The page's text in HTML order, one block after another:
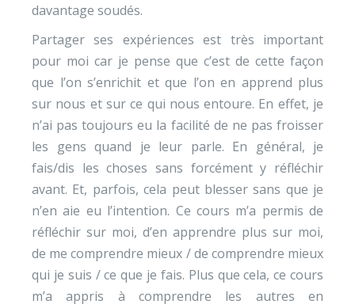
davantage soudés.
Partager ses expériences est très important
pour moi car je pense que c’est de cette façon
que l’on s’enrichit et que l’on en apprend plus
sur nous et sur ce qui nous entoure. En effet, je
n’ai pas toujours eu la facilité de ne pas froisser
les gens quand je leur parle. En général, je
fais/dis les choses sans forcément y réfléchir
avant. Et, parfois, cela peut blesser sans que je
n’en aie eu l’intention. Ce cours m’a permis de
réfléchir sur moi, d’en apprendre plus sur moi,
de me comprendre mieux / de comprendre mieux
qui je suis / ce que je fais. Plus que cela, ce cours
m’a appris à comprendre les autres en